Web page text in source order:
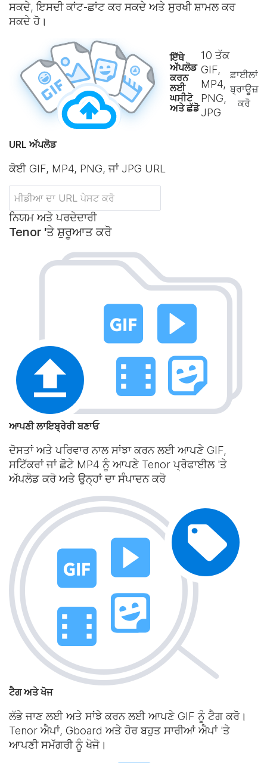
ਸਕਦੇ, ਇਸਦੀ ਕਾਂਟ-ਛਾਂਟ ਕਰ ਸਕਦੇ ਅਤੇ ਸੁਰਖੀ ਸ਼ਾਮਲ ਕਰ
ਸਕਦੇ ਹੋ।
ਇੱਥੇ
ਅੱਪਲੋਡ
ਕਰਨ
ਲਈ
ਘਸੀਟੋ
ਅਤੇ ਛੱਡੋ
10 ਤੱਕ
GIF,
MP4,
PNG,
JPG
ਫ਼ਾਈਲਾਂ
ਬ੍ਰਾਊਜ਼
ਕਰੋ
URL ਅੱਪਲੋਡ
ਕੋਈ GIF, MP4, PNG, ਜਾਂ JPG URL
ਨਿਯਮ ਅਤੇ ਪਰਦੇਦਾਰੀ
Tenor 'ਤੇ ਸ਼ੁਰੂਆਤ ਕਰੋ
ਆਪਣੀ ਲਾਇਬ੍ਰੇਰੀ ਬਣਾਓ
ਦੋਸਤਾਂ ਅਤੇ ਪਰਿਵਾਰ ਨਾਲ ਸਾਂਝਾ ਕਰਨ ਲਈ ਆਪਣੇ GIF,
ਸਟਿੱਕਰਾਂ ਜਾਂ ਛੋਟੇ MP4 ਨੂੰ ਆਪਣੇ Tenor ਪ੍ਰੋਫਾਈਲ 'ਤੇ
ਅੱਪਲੋਡ ਕਰੋ ਅਤੇ ਉਨ੍ਹਾਂ ਦਾ ਸੰਪਾਦਨ ਕਰੋ
ਟੈਗ ਅਤੇ ਖੋਜ
ਲੱਭੇ ਜਾਣ ਲਈ ਅਤੇ ਸਾਂਝੇ ਕਰਨ ਲਈ ਆਪਣੇ GIF ਨੂੰ ਟੈਗ ਕਰੋ।
Tenor ਐਪਾਂ, Gboard ਅਤੇ ਹੋਰ ਬਹੁਤ ਸਾਰੀਆਂ ਐਪਾਂ 'ਤੇ
ਆਪਣੀ ਸਮੱਗਰੀ ਨੂੰ ਖੋਜੋ।